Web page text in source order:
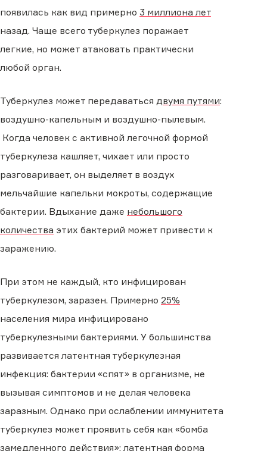
появилась как вид примерно 3 миллиона лет
назад. Чаще всего туберкулез поражает
легкие, но может атаковать практически
любой орган.
Туберкулез может передаваться двумя путями:
воздушно-капельным и воздушно-пылевым.
Когда человек с активной легочной формой
туберкулеза кашляет, чихает или просто
разговаривает, он выделяет в воздух
мельчайшие капельки мокроты, содержащие
бактерии. Вдыхание даже небольшого
количества этих бактерий может привести к
заражению.
При этом не каждый, кто инфицирован
туберкулезом, заразен. Примерно 25%
населения мира инфицировано
туберкулезными бактериями. У большинства
развивается латентная туберкулезная
инфекция: бактерии «спят» в организме, не
вызывая симптомов и не делая человека
заразным. Однако при ослаблении иммунитета
туберкулез может проявить себя как «бомба
замедленного действия»: латентная форма